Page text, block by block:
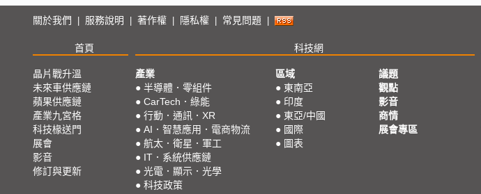
關於我們 | 服務說明 | 著作權 | 隱私權 | 常見問題 |
首頁 科技網
晶片戰升溫
未來車供應鏈
蘋果供應鏈
產業九宮格
科技椽送門
展會
影音
修訂與更新
產業
● 半導體．零組件
● CarTech．綠能
● 行動．通訊．XR
● AI．智慧應用．電商物流
● 航太．衛星．軍工
● IT．系統供應鏈
● 光電．顯示．光學
● 科技政策
區域
● 東南亞
● 印度
● 東亞/中國
● 國際
● 圖表
議題
觀點
影音
商情
展會專區